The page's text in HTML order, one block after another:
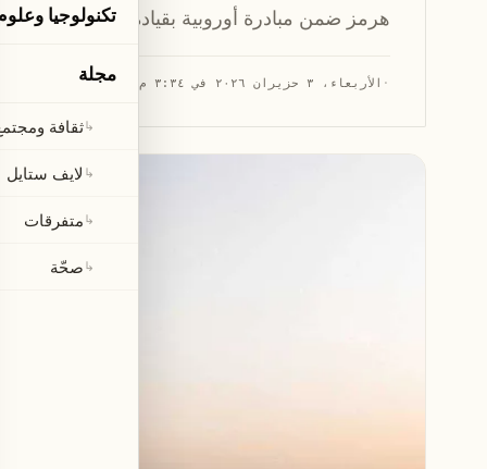
هرمز ضمن مبادرة أوروبية بقيادة فرنسا
· الأربعاء، ٣ حزيران ٢٠٢٦ في ٣:٣٤ م قراءة 1 دقيقة
تكنولوجيا
مجلة
↳ثقافة
↳ لايف ستايل
↳متفرقات
↳صحّة